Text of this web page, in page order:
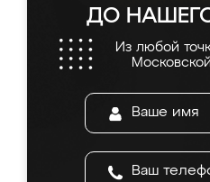
ДО
Из любой